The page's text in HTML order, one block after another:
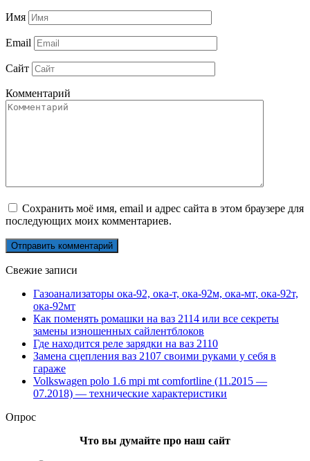
Имя
Email
Сайт
Комментарий
Сохранить моё имя, email и адрес сайта в этом браузере для
последующих моих комментариев.
Свежие записи
Газоанализаторы ока-92, ока-т, ока-92м, ока-мт, ока-92т,
ока-92мт
Как поменять ромашки на ваз 2114 или все секреты
замены изношенных сайлентблоков
Где находится реле зарядки на ваз 2110
Замена сцепления ваз 2107 своими руками у себя в
гараже
Volkswagen polo 1.6 mpi mt comfortline (11.2015 —
07.2018) — технические характеристики
Опрос
Что вы думайте про наш сайт